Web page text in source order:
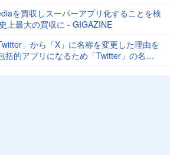
を買収しスーパーアプリ化することを検
上最大の買収に - GIGAZINE
」から「X」に名称を変更した理由を
括的アプリになるため「Twitter」の名前